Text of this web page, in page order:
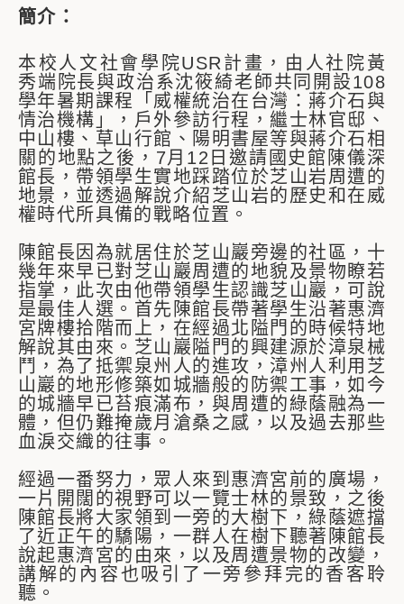
簡介：
本校人文社會學院USR計畫，由人社院黃
秀端院長與政治系沈筱綺老師共同開設108
學年暑期課程「威權統治在台灣：蔣介石與
情治機構」，戶外參訪行程，繼士林官邸、
中山樓、草山行館、陽明書屋等與蔣介石相
關的地點之後，7月12日邀請國史館陳儀深
館長，帶領學生實地踩踏位於芝山岩周遭的
地景，並透過解說介紹芝山岩的歷史和在威
權時代所具備的戰略位置。
陳館長因為就居住於芝山巖旁邊的社區，十
幾年來早已對芝山巖周遭的地貌及景物瞭若
指掌，此次由他帶領學生認識芝山巖，可說
是最佳人選。首先陳館長帶著學生沿著惠濟
宮牌樓拾階而上，在經過北隘門的時候特地
解說其由來。芝山巖隘門的興建源於漳泉械
鬥，為了抵禦泉州人的進攻，漳州人利用芝
山巖的地形修築如城牆般的防禦工事，如今
的城牆早已苔痕滿布，與周遭的綠蔭融為一
體，但仍難掩歲月滄桑之感，以及過去那些
血淚交織的往事。
經過一番努力，眾人來到惠濟宮前的廣場，
一片開闊的視野可以一覽士林的景致，之後
陳館長將大家領到一旁的大樹下，綠蔭遮擋
了近正午的驕陽，一群人在樹下聽著陳館長
說起惠濟宮的由來，以及周遭景物的改變，
講解的內容也吸引了一旁參拜完的香客聆
聽。